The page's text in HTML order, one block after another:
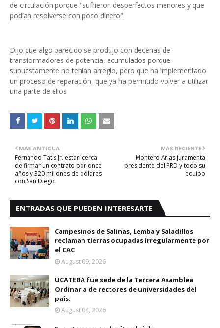
de circulación porque "sufrieron desperfectos menores y que
podían resolverse con poco dinero".
Dijo que algo parecido se produjo con decenas de
transformadores de potencia, acumulados porque
supuestamente no tenían arreglo, pero que ha implementado
un proceso de reparación, que ya ha permitido volver a utilizar
una parte de ellos
MÁS RECIENTE
Montero Arias juramenta
presidente del PRD y todo su
equipo
MÁS ANTIGUA
Fernando Tatis Jr. estarí cerca
de firmar un contrato por once
años y 320 millones de dólares
con San Diego.
ENTRADAS QUE PUEDEN INTERESARTE
Campesinos de Salinas, Lemba y Saladillos
reclaman tierras ocupadas irregularmente por
el CAC
August 09, 2026
UCATEBA fue sede de la Tercera Asamblea
Ordinaria de rectores de universidades del
país.
August 04, 2026